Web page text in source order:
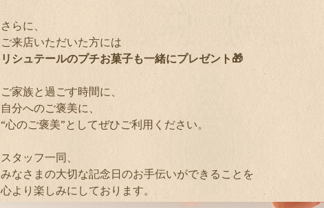
さらに、
ご来店いただいた方には
リシュテールのプチお菓子も一緒にプレゼント🎁
ご家族と過ごす時間に、
自分へのご褒美に、
“心のご褒美”としてぜひご利用ください。
スタッフ一同、
みなさまの大切な記念日のお手伝いができることを
心より楽しみにしております。